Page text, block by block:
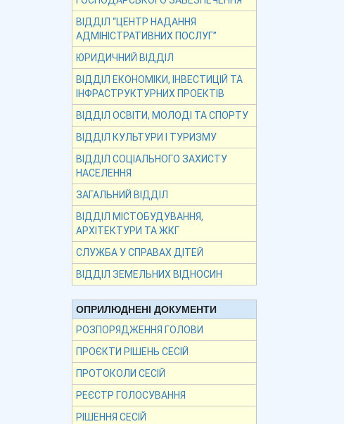
ВІДДІЛ “ЦЕНТР НАДАННЯ
АДМІНІСТРАТИВНИХ ПОСЛУГ”
ЮРИДИЧНИЙ ВІДДІЛ
ВІДДІЛ ЕКОНОМІКИ, ІНВЕСТИЦІЙ ТА
ІНФРАСТРУКТУРНИХ ПРОЕКТІВ
ВІДДІЛ ОСВІТИ, МОЛОДІ ТА СПОРТУ
ВІДДІЛ КУЛЬТУРИ І ТУРИЗМУ
ВІДДІЛ СОЦІАЛЬНОГО ЗАХИСТУ
НАСЕЛЕННЯ
ЗАГАЛЬНИЙ ВІДДІЛ
ВІДДІЛ МІСТОБУДУВАННЯ,
АРХІТЕКТУРИ ТА ЖКГ
СЛУЖБА У СПРАВАХ ДІТЕЙ
ВІДДІЛ ЗЕМЕЛЬНИХ ВІДНОСИН
ОПРИЛЮДНЕНІ ДОКУМЕНТИ
РОЗПОРЯДЖЕННЯ ГОЛОВИ
ПРОЄКТИ РІШЕНЬ СЕСІЙ
ПРОТОКОЛИ СЕСІЙ
РЕЄСТР ГОЛОСУВАННЯ
РІШЕННЯ СЕСІЙ